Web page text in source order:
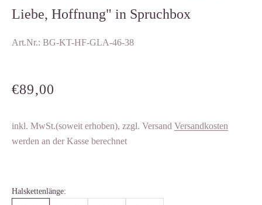
Liebe, Hoffnung" in Spruchbox
Art.Nr.: BG-KT-HF-GLA-46-38
ANGEBOT
€89,00
inkl. MwSt.(soweit erhoben), zzgl. Versand Versandkosten
werden an der Kasse berechnet
Halskettenlänge: